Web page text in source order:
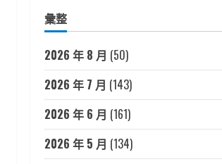
彙整
2026 年 8 月 (50)
2026 年 7 月 (143)
2026 年 6 月 (161)
2026 年 5 月 (134)